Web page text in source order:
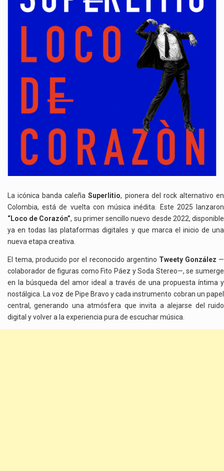
CORAZÓN”,
NUEVO
DE
PRÓXIMO
La icónica banda caleñaSuperlitio, pionera del rock alternativo en
Colombia, está de vuelta con música inédita. Este 2025 lanzaron
“Loco de Corazón”, su primer sencillo nuevo desde 2022, disponible
ya en todas las plataformas digitales y que marca el inicio de una
nueva etapa creativa.
El tema, producido por el reconocido argentino Tweety González —
colaborador de figuras como Fito Páez y Soda Stereo—, se sumerge
en la búsqueda del amor ideal a través de una propuesta íntima y
nostálgica. La voz de Pipe Bravo y cada instrumento cobran un papel
central, generando una atmósfera que invita a alejarse del ruido
digital y volver a la experiencia pura de escuchar música.